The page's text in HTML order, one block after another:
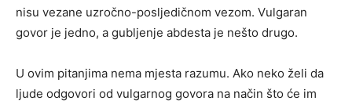
nisu vezane uzročno-posljedičnom vezom. Vulgaran
govor je jedno, a gubljenje abdesta je nešto drugo.
U ovim pitanjima nema mjesta razumu. Ako neko želi da
ljude odgovori od vulgarnog govora na način što će im